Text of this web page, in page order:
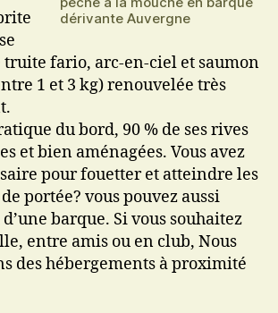
dérivante Auvergne
fario, arc-en-ciel et saumon
1 et 3 kg) renouvelée très
du bord, 90 % de ses rives
et bien aménagées. Vous avez
pour fouetter et atteindre les
portée? vous pouvez aussi
barque. Si vous souhaitez
entre amis ou en club, Nous
des hébergements à proximité